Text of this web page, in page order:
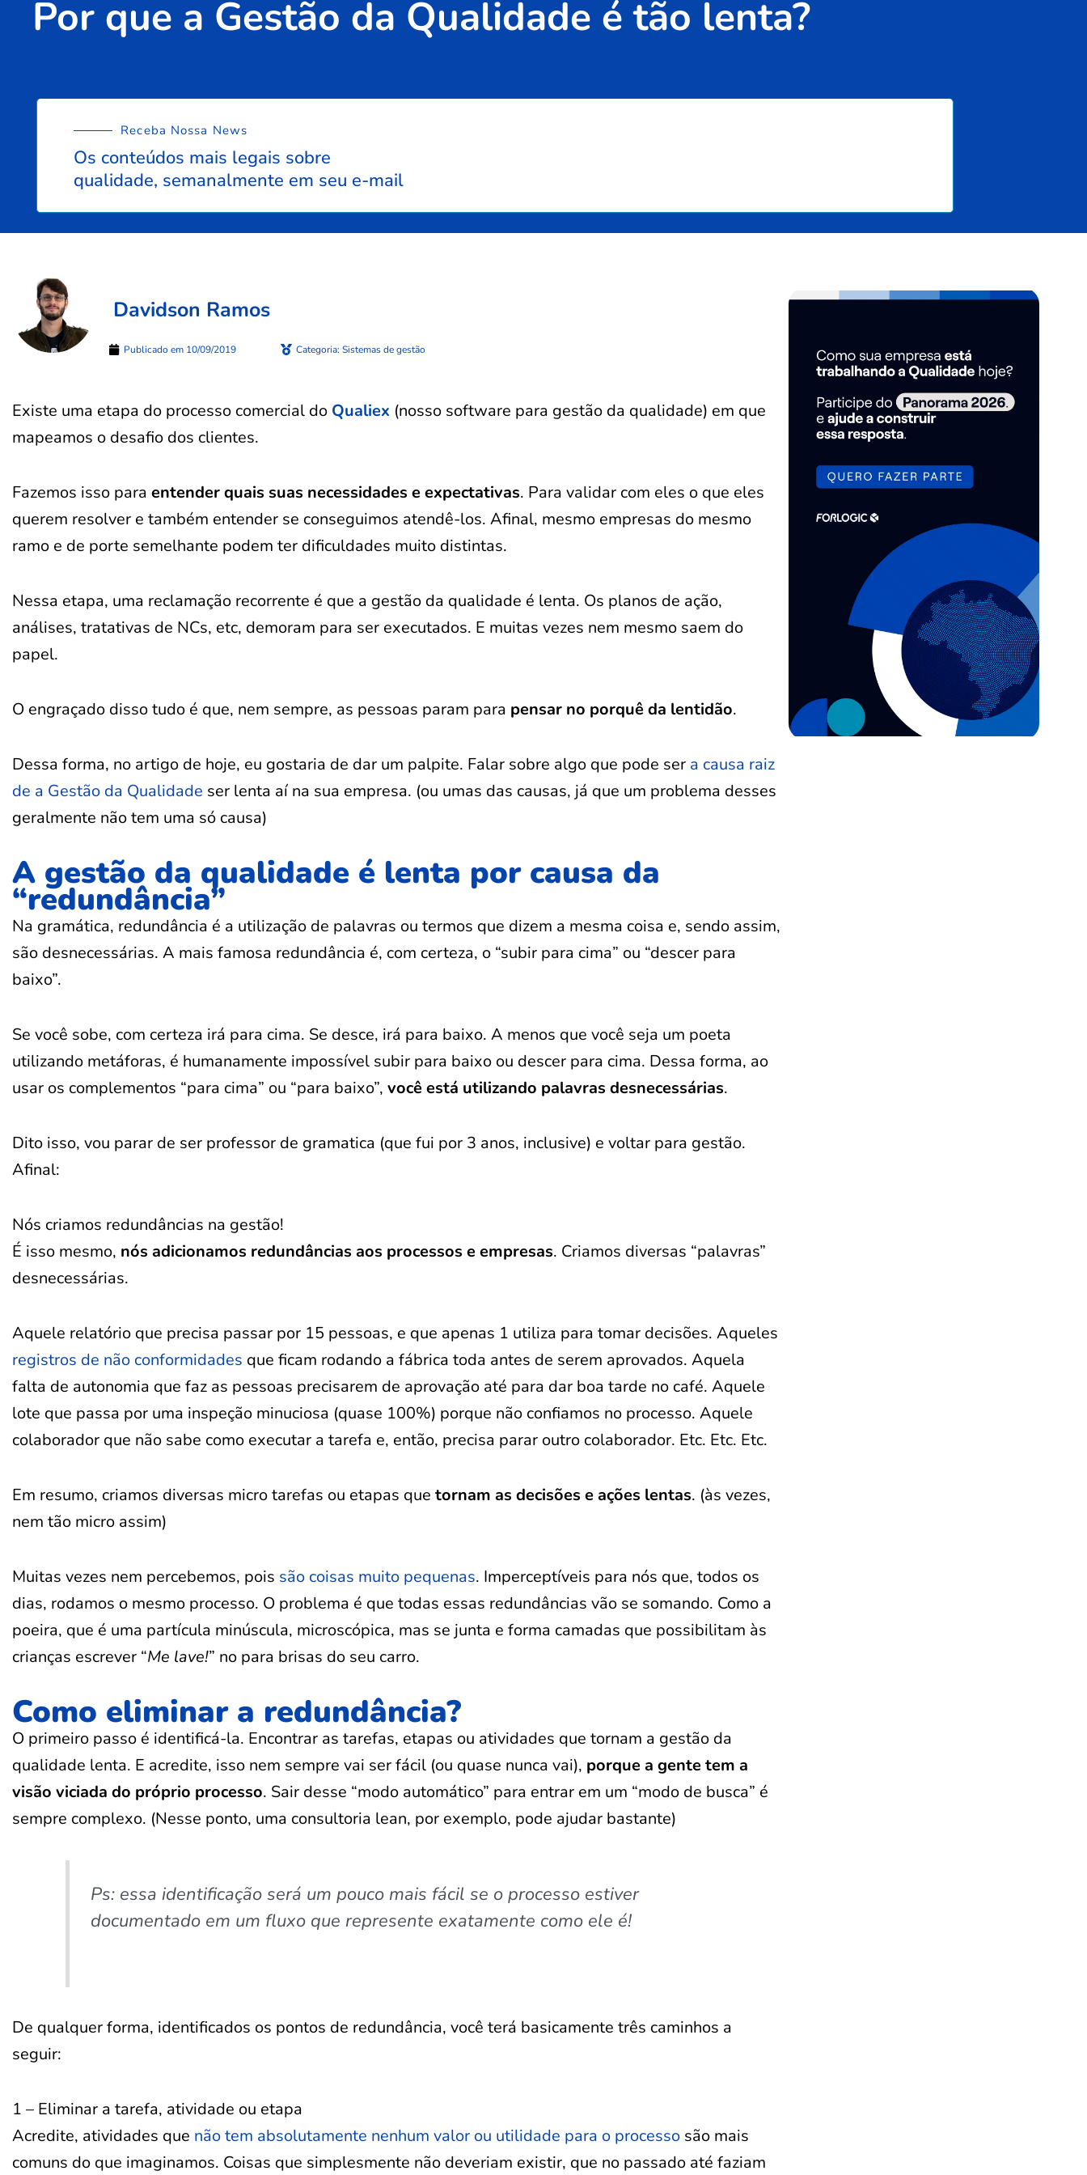
Por que a Gestão da Qualidade é tão lenta?
Receba Nossa News
Os conteúdos mais legais sobre
qualidade, semanalmente em seu e-mail
Davidson Ramos
Publicado em 10/09/2019 Categoria: Sistemas de gestão
Existe uma etapa do processo comercial do Qualiex (nosso software para gestão da qualidade) em que
mapeamos o desafio dos clientes.
Fazemos isso para entender quais suas necessidades e expectativas. Para validar com eles o que eles
querem resolver e também entender se conseguimos atendê-los. Afinal, mesmo empresas do mesmo
ramo e de porte semelhante podem ter dificuldades muito distintas.
Nessa etapa, uma reclamação recorrente é que a gestão da qualidade é lenta. Os planos de ação,
análises, tratativas de NCs, etc, demoram para ser executados. E muitas vezes nem mesmo saem do
papel.
O engraçado disso tudo é que, nem sempre, as pessoas param para pensar no porquê da lentidão.
Dessa forma, no artigo de hoje, eu gostaria de dar um palpite. Falar sobre algo que pode ser a causa raiz
de a Gestão da Qualidade ser lenta aí na sua empresa. (ou umas das causas, já que um problema desses
geralmente não tem uma só causa)
A gestão da qualidade é lenta por causa da
“redundância”
Na gramática, redundância é a utilização de palavras ou termos que dizem a mesma coisa e, sendo assim,
são desnecessárias. A mais famosa redundância é, com certeza, o “subir para cima” ou “descer para
baixo”.
Se você sobe, com certeza irá para cima. Se desce, irá para baixo. A menos que você seja um poeta
utilizando metáforas, é humanamente impossível subir para baixo ou descer para cima. Dessa forma, ao
usar os complementos “para cima” ou “para baixo”, você está utilizando palavras desnecessárias.
Dito isso, vou parar de ser professor de gramatica (que fui por 3 anos, inclusive) e voltar para gestão.
Afinal:
Nós criamos redundâncias na gestão!
É isso mesmo, nós adicionamos redundâncias aos processos e empresas. Criamos diversas “palavras”
desnecessárias.
Aquele relatório que precisa passar por 15 pessoas, e que apenas 1 utiliza para tomar decisões. Aqueles
registros de não conformidades que ficam rodando a fábrica toda antes de serem aprovados. Aquela
falta de autonomia que faz as pessoas precisarem de aprovação até para dar boa tarde no café. Aquele
lote que passa por uma inspeção minuciosa (quase 100%) porque não confiamos no processo. Aquele
colaborador que não sabe como executar a tarefa e, então, precisa parar outro colaborador. Etc. Etc. Etc.
Em resumo, criamos diversas micro tarefas ou etapas que tornam as decisões e ações lentas. (às vezes,
nem tão micro assim)
Muitas vezes nem percebemos, pois são coisas muito pequenas. Imperceptíveis para nós que, todos os
dias, rodamos o mesmo processo. O problema é que todas essas redundâncias vão se somando. Como a
poeira, que é uma partícula minúscula, microscópica, mas se junta e forma camadas que possibilitam às
crianças escrever “Me lave!” no para brisas do seu carro.
Como eliminar a redundância?
O primeiro passo é identificá-la. Encontrar as tarefas, etapas ou atividades que tornam a gestão da
qualidade lenta. E acredite, isso nem sempre vai ser fácil (ou quase nunca vai), porque a gente tem a
visão viciada do próprio processo. Sair desse “modo automático” para entrar em um “modo de busca” é
sempre complexo. (Nesse ponto, uma consultoria lean, por exemplo, pode ajudar bastante)
Ps: essa identificação será um pouco mais fácil se o processo estiver
documentado em um fluxo que represente exatamente como ele é!
De qualquer forma, identificados os pontos de redundância, você terá basicamente três caminhos a
seguir:
1 – Eliminar a tarefa, atividade ou etapa
Acredite, atividades que não tem absolutamente nenhum valor ou utilidade para o processo são mais
comuns do que imaginamos. Coisas que simplesmente não deveriam existir, que no passado até faziam